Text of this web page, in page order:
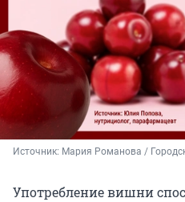
Источник: Мария Романова /
Употребление вишни